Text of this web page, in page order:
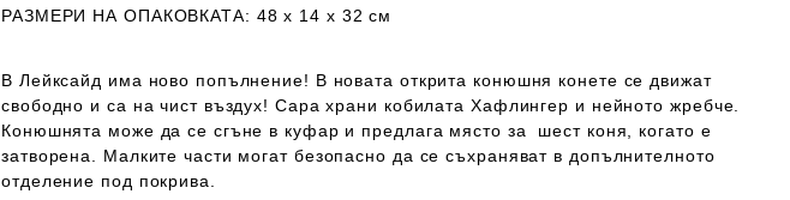
РАЗМЕРИ НА ОПАКОВКАТА: 48 x 14 x 32 см
В Лейксайд има ново попълнение! В новата открита конюшня конете се движат
свободно и са на чист въздух! Сара храни кобилата Хафлингер и нейното жребче.
Конюшнята може да се сгъне в куфар и предлага място за шест коня, когато е
затворена. Малките части могат безопасно да се съхраняват в допълнителното
отделение под покрива.